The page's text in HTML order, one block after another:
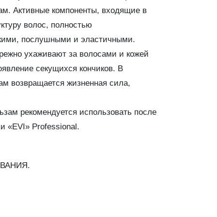
Активные компоненты, входящие в
волос, полностью
послушными и эластичными.
ухаживают за волосами и кожей
секущихся кончиков. В
возвращается жизненная сила,
рекомендуется использовать после
«EVI» Professional.